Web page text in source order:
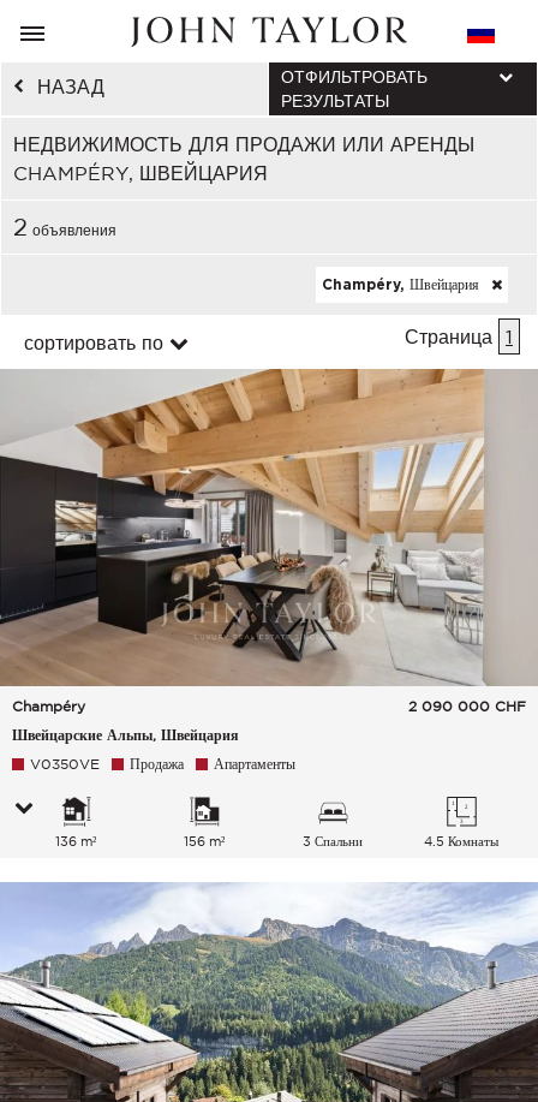
НАЗАД
НЕДВИЖИМОСТЬ ДЛЯ ПРОДАЖИ ИЛИ АРЕНДЫ
CHAMPÉRY, ШВЕЙЦАРИЯ
ОТФИЛЬТРОВАТЬ
РЕЗУЛЬТАТЫ
2 объявления
Champéry, Швейцария
сортировать по Страница 1
Champéry
Швейцарские Альпы, Швейцария
2 090 000 CHF
V0350VE Продажа Апартаменты
136 m² 156 m² 3 Спальни 4.5 Комнаты